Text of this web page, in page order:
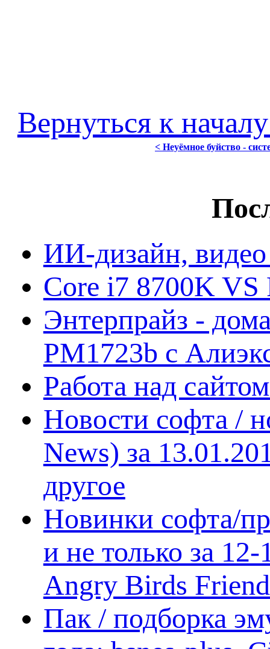
Вернуться к
< Неуёмное буйство -
ИИ-дизайн,
Core i7 8700K VS
Энтерпрайз -
PM1723b с
Работа над
Новости софта /
News) за
другое
Новинки софта/
и не только за
Angry Birds
Пак / подборка